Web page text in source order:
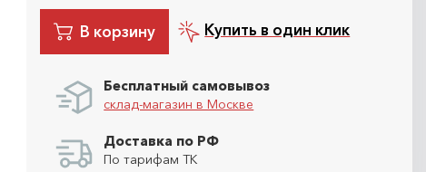
В корзину Купить в один клик
Бесплатный самовывоз
склад-магазин в Москве
Доставка по РФ
По тарифам ТК